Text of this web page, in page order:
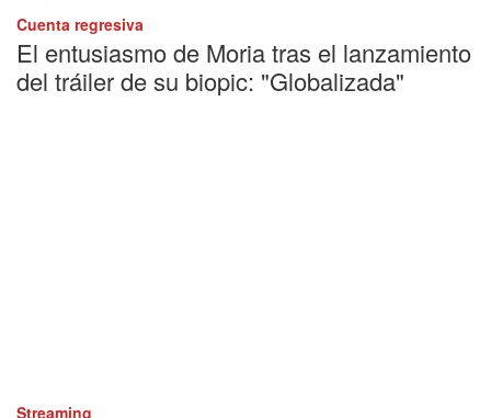
Cuenta regresiva
El entusiasmo de Moria tras el lanzamiento
del tráiler de su biopic: "Globalizada"
Streaming